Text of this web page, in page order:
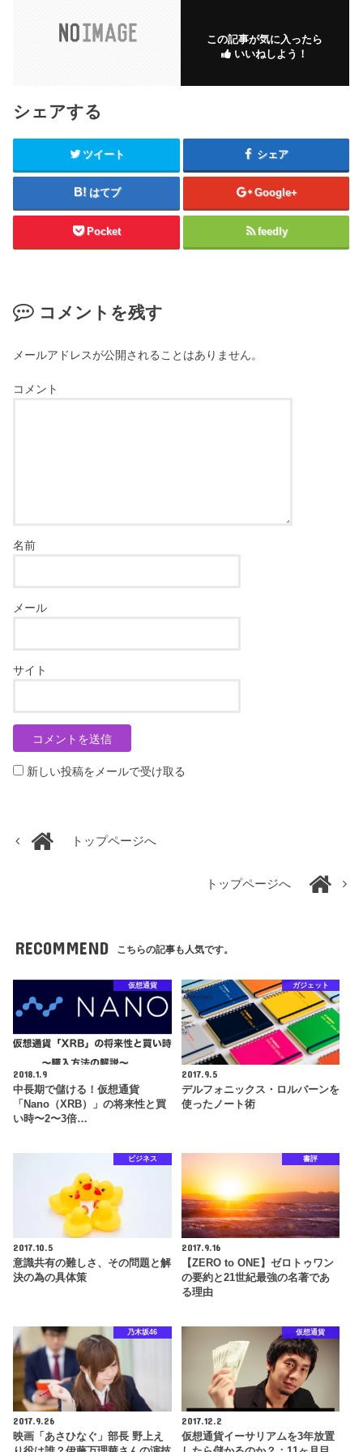
この記事が気に入ったら
いいねしよう！
シェアする
ツイート シェア
はてブ Google+
Pocket feedly
コメントを残す
メールアドレスが公開されることはありません。
コメント
名前
メール
サイト
新しい投稿をメールで受け取る
トップページへ
トップページへ
RECOMMEND こちらの記事も人気です。
仮想通貨
2018.1.9
中長期で儲ける！仮想通貨
「Nano（XRB）」の将来性と買
い時〜2〜3倍…
ガジェット
2017.9.5
デルフォニックス・ロルバーンを
使ったノート術
ビジネス
2017.10.5
意識共有の難しさ、その問題と解
決の為の具体策
書評
2017.9.16
【ZERO to ONE】ゼロトゥワン
の要約と21世紀最強の名著であ
る理由
乃木坂46
2017.9.26
映画「あさひなぐ」部長 野上え
仮想通貨
2017.12.2
仮想通貨イーサリアムを3年放置